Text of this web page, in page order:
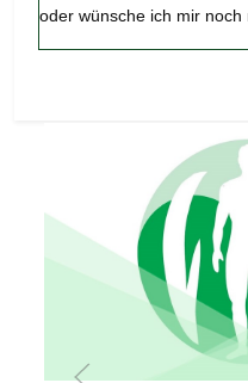
oder wünsche ich mir